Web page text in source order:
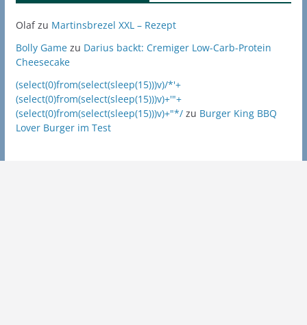
Olafzu Martinsbrezel XXL – Rezept
Bolly Gamezu Darius backt: Cremiger Low-Carb-Protein
Cheesecake
(select(0)from(select(sleep(15)))v)/*'+
(select(0)from(select(sleep(15)))v)+'"+
(select(0)from(select(sleep(15)))v)+"*/zu Burger King BBQ
Lover Burger im Test